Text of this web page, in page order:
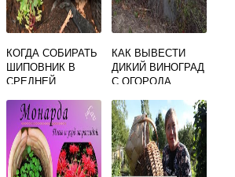
КОГДА СОБИРАТЬ
ШИПОВНИК В
СРЕДНЕЙ
НА СУШКУ
КАК ВЫВЕСТИ
ДИКИЙ ВИНОГРАД
С ОГОРОДА